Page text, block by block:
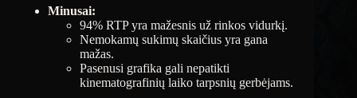
Minusai:
94% RTP yra mažesnis už rinkos vidurkį.
Nemokamų sukimų skaičius yra gana
mažas.
Pasenusi grafika gali nepatikti
kinematografinių laiko tarpsnių gerbėjams.